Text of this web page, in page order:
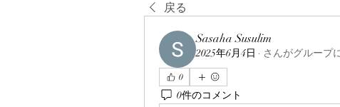
戻る
Sasaha Susulim
2025年6月4日 · さんがグループ
0
0件のコメント